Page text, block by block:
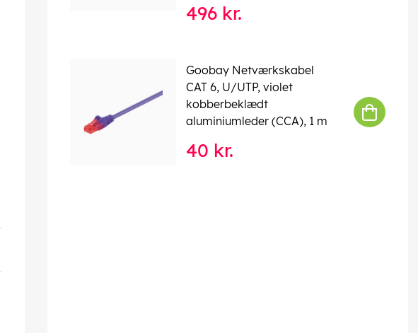
496 kr.
Goobay Netværkskabel
CAT 6, U/UTP, violet
kobberbeklædt
aluminiumleder (CCA), 1 m
40 kr.